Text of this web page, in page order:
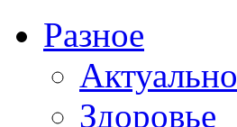
Разное
Актуально
Здоровье